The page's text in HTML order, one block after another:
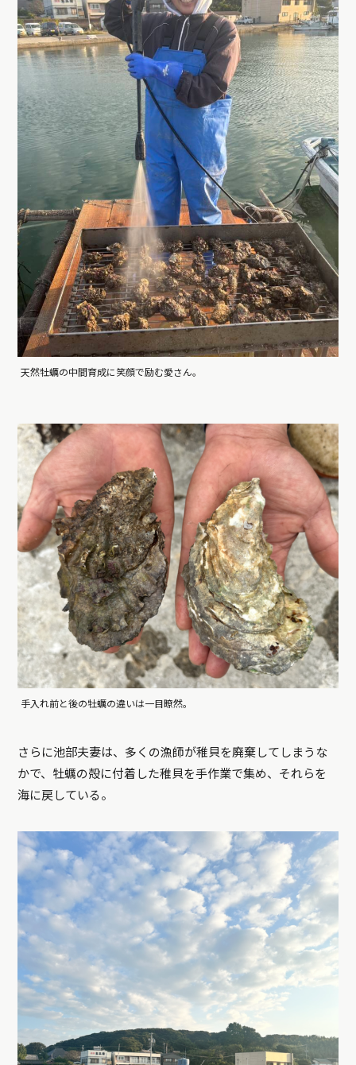
天然牡蠣の中間育成に笑顔で励む愛さん。
手入れ前と後の牡蠣の違いは一目瞭然。
さらに池部夫妻は、多くの漁師が稚貝を廃棄してしまうな
かで、牡蠣の殻に付着した稚貝を手作業で集め、それらを
海に戻している。